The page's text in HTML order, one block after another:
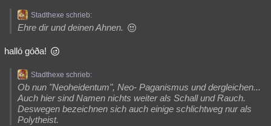
Stadthexe schrieb:
Ehre dir und deinen Ahnen.
halló góða!
Stadthexe schrieb:
Ob nun "Neoheidentum", Neo- Paganismus und dergleichen...
Auch hier sind Namen nichts weiter als Schall und Rauch.
Deswegen bezeichnen sich auch einige schlichtweg nur als
Polytheist.